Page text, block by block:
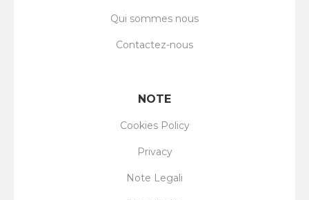
Qui sommes nous
Contactez-nous
NOTE
Cookies Policy
Privacy
Note Legali